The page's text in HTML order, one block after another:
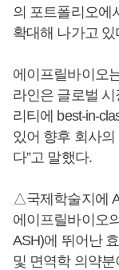
의 포트폴리오에
확대해 나가고 있
에이프릴바이오
라인은 글로벌
리티에 best-in-
있어 향후 회사
다”고 말했다.
△국제학술지에
에이프릴바이오
ASH)에 뛰어난
및 면역학 의약